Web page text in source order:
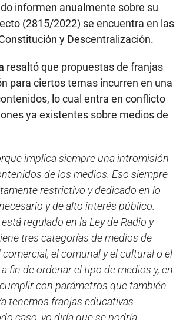
informen anualmente sobre su
(2815/2022) se encuentra en las
y Descentralización.
resaltó que propuestas de franjas
para ciertos temas incurren en una
lo cual entra en conflicto
ya existentes sobre medios de
implica siempre una intromisión
de los medios. Eso siempre
restrictivo y dedicado en lo
y de alto interés público.
regulado en la Ley de Radio y
tres categorías de medios de
el comunal y el cultural o el
fin de ordenar el tipo de medios y, en
con parámetros que también
tenemos franjas educativas
caso, yo diría que se podría